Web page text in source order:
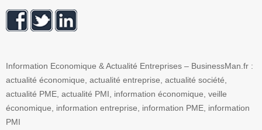
Information Economique & Actualité Entreprises – BusinessMan.fr :
actualité économique, actualité entreprise, actualité société,
actualité PME, actualité PMI, information économique, veille
économique, information entreprise, information PME, information
PMI